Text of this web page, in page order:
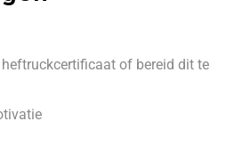
of bereid dit te